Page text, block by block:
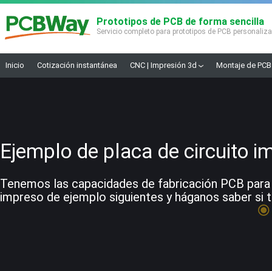
Prototipos de PCB de forma sencilla
Servicio completo para prototipos de PCB
Inicio Cotización instantánea CNC | Impresión 3d Montaje de
Ejemplo de placa de circuito
Tenemos las capacidades de fabricación PCB
impreso de ejemplo siguientes y háganos saber